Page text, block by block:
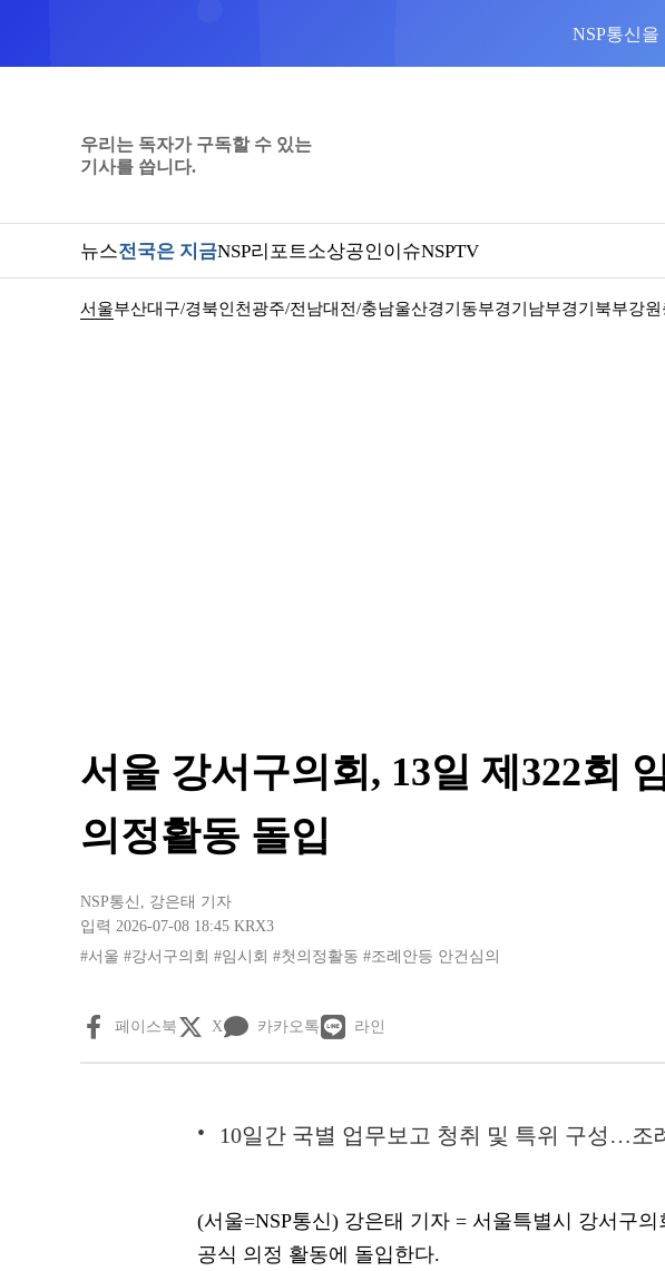
NSP통신
우리는 독자가 구독할 수 있는
기사를 씁니다.
뉴스전국은 지금NSP리포트소상공인이슈NSPTV
서울부산대구/경북인천 광주/전남대전/충남울산경기동부경기남부경기북부강원
서울 강서구의회, 13일 제322회
의정활동 돌입
NSP통신 , 강은태 기자
입력 2026-07-08 18:45 KRX3
#서울 #강서구의회 #임시회 #첫의정활동 #조례안등 안건심의
페이스북 X 카카오톡 라인
10일간 국별 업무보고 청취 및 특위 구성…조
(서울=NSP통신) 강은태 기자 = 서울특별시 강서구
공식 의정 활동에 돌입한다.